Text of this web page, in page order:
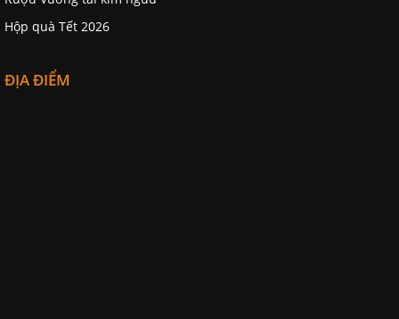
Hộp quà Tết 2026
ĐỊA ĐIỂM